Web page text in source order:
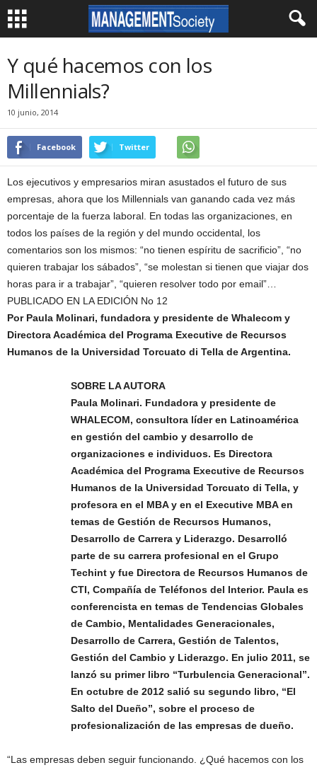
Y qué hacemos con los
Millennials?
10 junio, 2014
Facebook Twitter
Los ejecutivos y empresarios miran asustados el futuro de sus
empresas, ahora que los Millennials van ganando cada vez más
porcentaje de la fuerza laboral. En todas las organizaciones, en
todos los países de la región y del mundo occidental, los
comentarios son los mismos: “no tienen espíritu de sacrificio”, “no
quieren trabajar los sábados”, “se molestan si tienen que viajar dos
horas para ir a trabajar”, “quieren resolver todo por email”…
PUBLICADO EN LA EDICIÓN No 12
Por Paula Molinari, fundadora y presidente de Whalecom y
Directora Académica del Programa Executive de Recursos
Humanos de la Universidad Torcuato di Tella de Argentina.
SOBRE LA AUTORA
Paula Molinari. Fundadora y presidente de
WHALECOM, consultora líder en Latinoamérica
en gestión del cambio y desarrollo de
organizaciones e individuos. Es Directora
Académica del Programa Executive de Recursos
Humanos de la Universidad Torcuato di Tella, y
profesora en el MBA y en el Executive MBA en
temas de Gestión de Recursos Humanos,
Desarrollo de Carrera y Liderazgo. Desarrolló
parte de su carrera profesional en el Grupo
Techint y fue Directora de Recursos Humanos de
CTI, Compañía de Teléfonos del Interior. Paula es
conferencista en temas de Tendencias Globales
de Cambio, Mentalidades Generacionales,
Desarrollo de Carrera, Gestión de Talentos,
Gestión del Cambio y Liderazgo. En julio 2011, se
lanzó su primer libro “Turbulencia Generacional”.
En octubre de 2012 salió su segundo libro, “El
Salto del Dueño”, sobre el proceso de
profesionalización de las empresas de dueño.
“Las empresas deben seguir funcionando. ¿Qué hacemos con los